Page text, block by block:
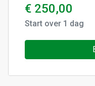
€ 250,00
Start over 1 dag